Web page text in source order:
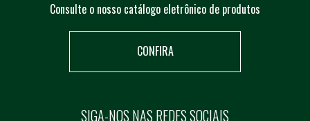
Consulte o nosso catálogo eletrônico de produtos
CONFIRA
SIGA-NOS NAS REDES SOCIAIS